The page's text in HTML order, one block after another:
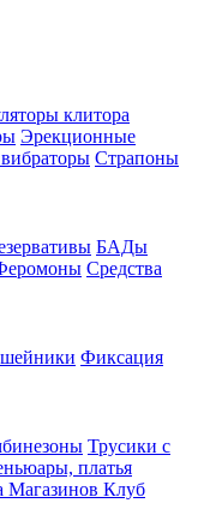
клитора
Эрекционные
Страпоны
БАДы
Средства
Фиксация
Трусики с
платья
Магазинов Клуб